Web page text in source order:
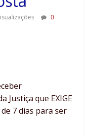
0
Justiça que EXIGE
7 dias para ser